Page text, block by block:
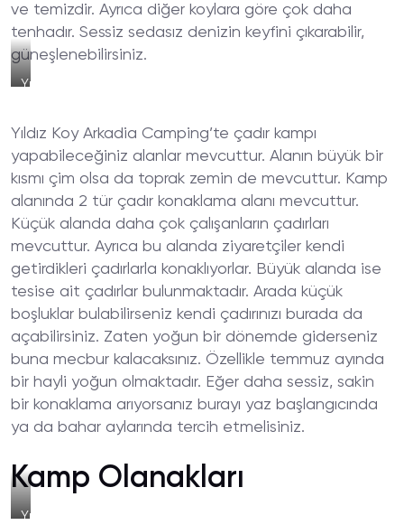
ve temizdir. Ayrıca diğer koylara göre çok daha
tenhadır. Sessiz sedasız denizin keyfini çıkarabilir,
güneşlenebilirsiniz.
Yıldız
Kamp
Alanı
Yıldız Koy Arkadia Camping’te çadır kampı
yapabileceğiniz alanlar mevcuttur. Alanın büyük bir
kısmı çim olsa da toprak zemin de mevcuttur. Kamp
alanında 2 tür çadır konaklama alanı mevcuttur.
Küçük alanda daha çok çalışanların çadırları
mevcuttur. Ayrıca bu alanda ziyaretçiler kendi
getirdikleri çadırlarla konaklıyorlar. Büyük alanda ise
tesise ait çadırlar bulunmaktadır. Arada küçük
boşluklar bulabilirseniz kendi çadırınızı burada da
açabilirsiniz. Zaten yoğun bir dönemde giderseniz
buna mecbur kalacaksınız. Özellikle temmuz ayında
bir hayli yoğun olmaktadır. Eğer daha sessiz, sakin
bir konaklama arıyorsanız burayı yaz başlangıcında
ya da bahar aylarında tercih etmelisiniz.
Kamp Olanakları
Yıldız